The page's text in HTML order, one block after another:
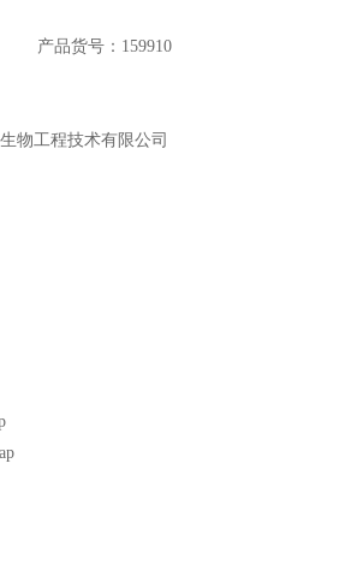
产品货号：159910
物工程技术有限公司